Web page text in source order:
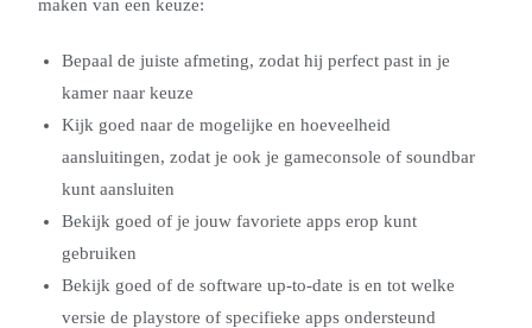
maken van een keuze:
Bepaal de juiste afmeting, zodat hij perfect past in je
kamer naar keuze
Kijk goed naar de mogelijke en hoeveelheid
aansluitingen, zodat je ook je gameconsole of soundbar
kunt aansluiten
Bekijk goed of je jouw favoriete apps erop kunt
gebruiken
Bekijk goed of de software up-to-date is en tot welke
versie de playstore of specifieke apps ondersteund